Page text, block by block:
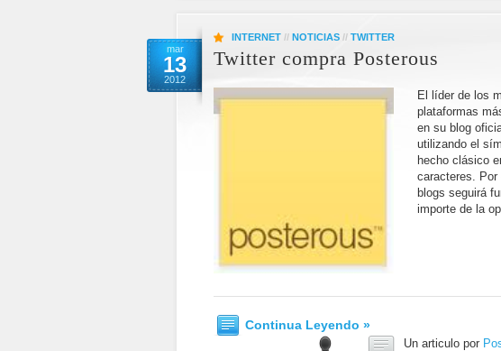
mar
13
2012
INTERNET // NOTICIAS // TWITTER
Twitter compra Posterous
El líder de los
plataformas
en su blog
utilizando el
hecho clásico
caracteres.
blogs seguirá
importe de la
Continua Leyendo »
Un articulo por